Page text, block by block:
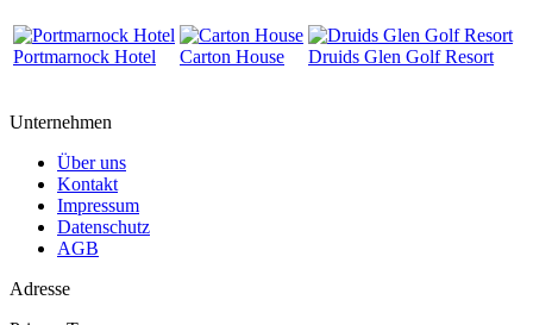
Portmarnock Hotel Carton House Druids Glen Golf Resort
Unternehmen
Über uns
Kontakt
Impressum
Datenschutz
AGB
Adresse